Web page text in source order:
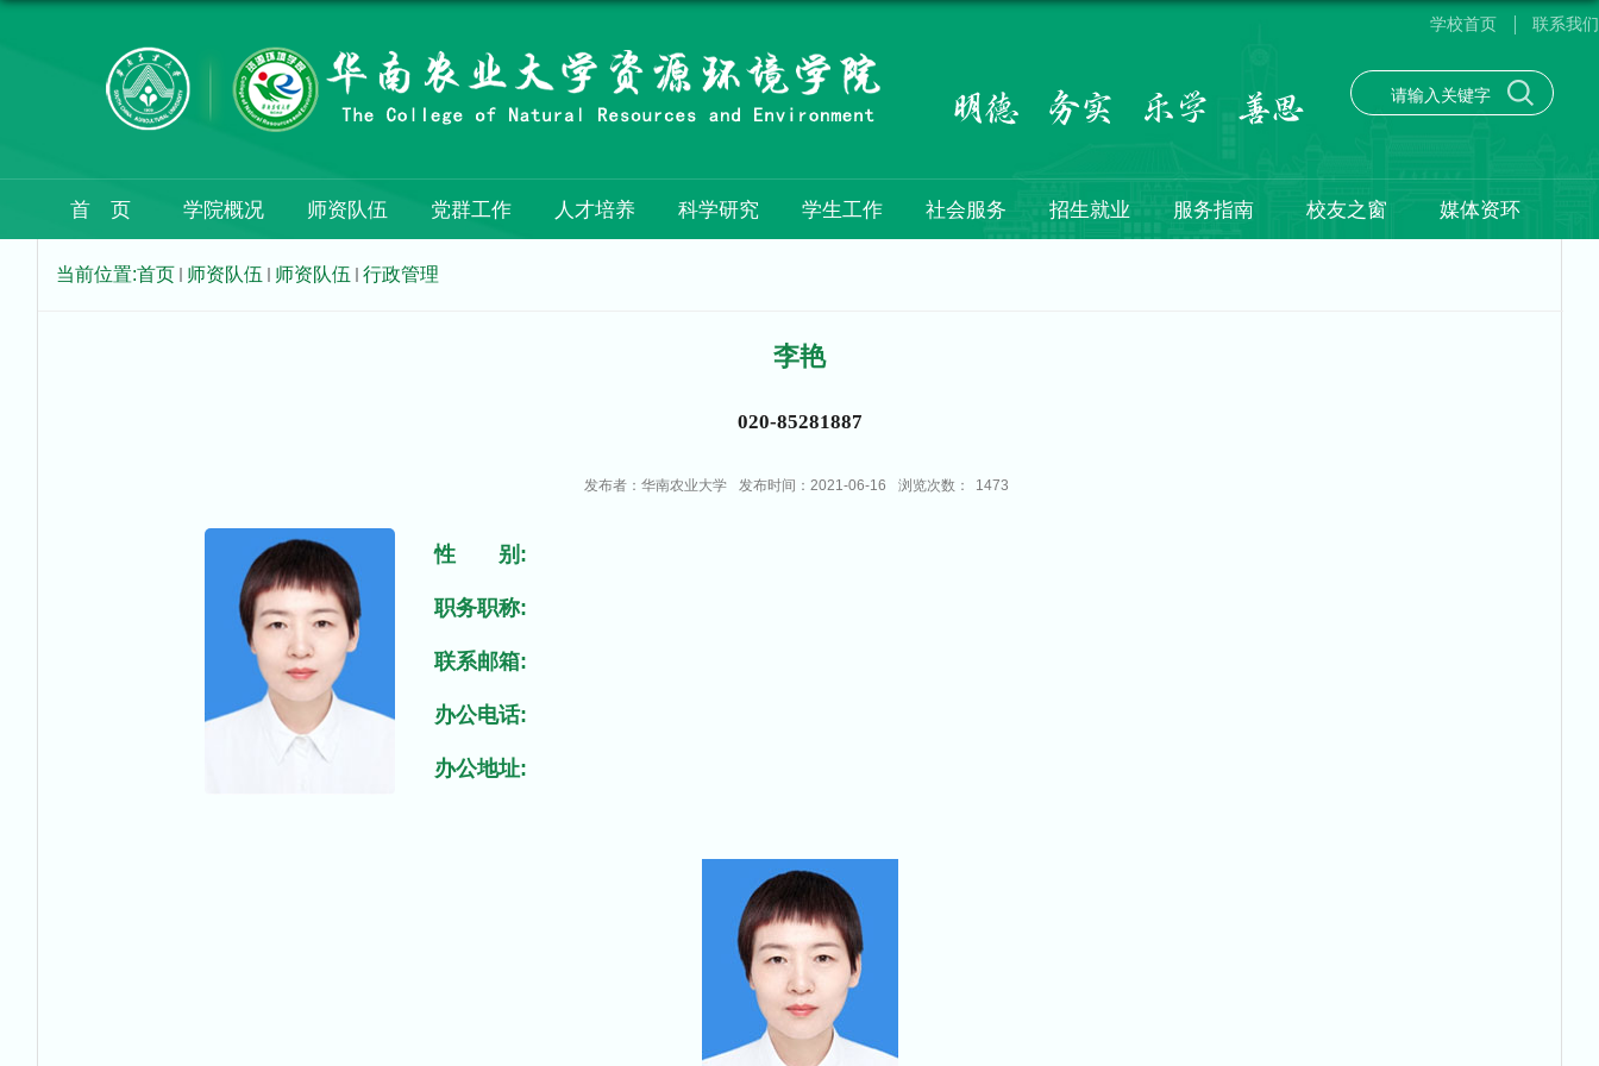
学校首页 联系我们
首 页 学院概况 师资队伍 党群工作 人才培养 科学研究 学生工作 社会服务 招生就业 服务指南 校友之窗 媒体资环
当前位置:首页 师资队伍 师资队伍 行政管理
李艳
020-85281887
发布者：华南农业大学 发布时间：2021-06-16 浏览次数： 1473
性 别:
职务职称:
联系邮箱:
办公电话:
办公地址: